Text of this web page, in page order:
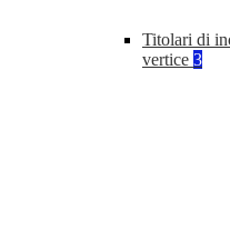
Titolari di
vertice 3